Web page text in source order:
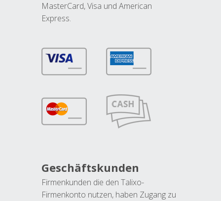
MasterCard, Visa und American
Express.
Geschäftskunden
Firmenkunden die den Talixo-
Firmenkonto nutzen, haben Zugang zu